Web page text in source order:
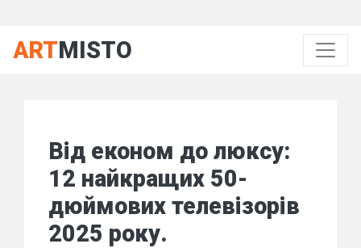
ARTMISTO
Від економ до люксу:
12 найкращих 50-
дюймових телевізорів
2025 року.